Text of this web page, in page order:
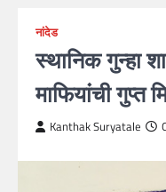
नांदेड
स्थानिक गुन्हा
माफियांची गुप्त
Kanthak Suryatale